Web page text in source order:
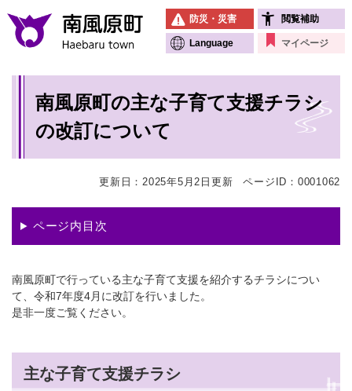
メニューを飛ばして本文へ
防災・災害 閲覧補助
Language マイページ
南風原町の主な子育て支援チラシ
の改訂について
更新日：2025年5月2日更新 ページID：0001062
ページ内目次
南風原町で行っている主な子育て支援を紹介するチラシについ
て、令和7年度4月に改訂を行いました。
是非一度ご覧ください。
主な子育て支援チラシ